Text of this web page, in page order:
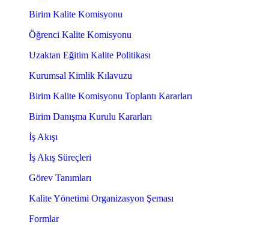
Birim Kalite Komisyonu
Öğrenci Kalite Komisyonu
Uzaktan Eğitim Kalite Politikası
Kurumsal Kimlik Kılavuzu
Birim Kalite Komisyonu Toplantı Kararları
Birim Danışma Kurulu Kararları
İş Akışı
İş Akış Süreçleri
Görev Tanımları
Kalite Yönetimi Organizasyon Şeması
Formlar